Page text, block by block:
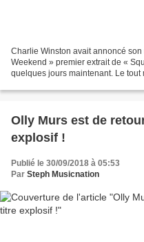
Charlie Winston avait annoncé son
Weekend » premier extrait de «
quelques jours maintenant. Le
Olly Murs est de
explosif !
Publié le 30/09/2018 à 05:53
Par Steph Musicnation